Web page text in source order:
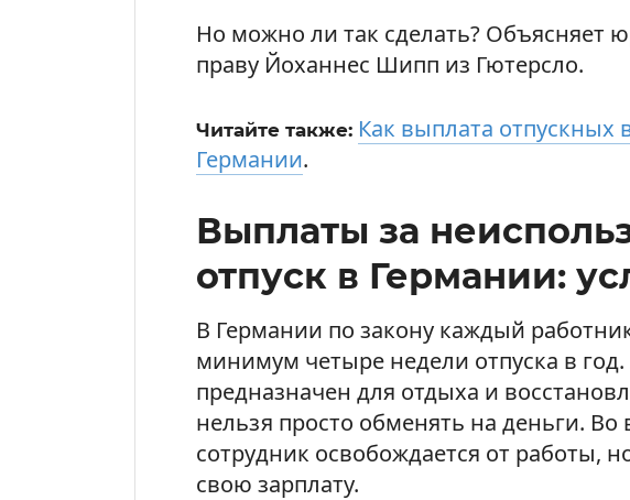
Но можно ли так сделать? Объясняет
праву Йоханнес Шипп из Гютерсло.
Читайте также: Как выплата отпускных
Германии.
Выплаты за
отпуск в Германии:
В Германии по закону каждый
минимум четыре недели отпуска в год.
предназначен для отдыха и
нельзя просто обменять на деньги. Во
сотрудник освобождается от работы,
свою зарплату.